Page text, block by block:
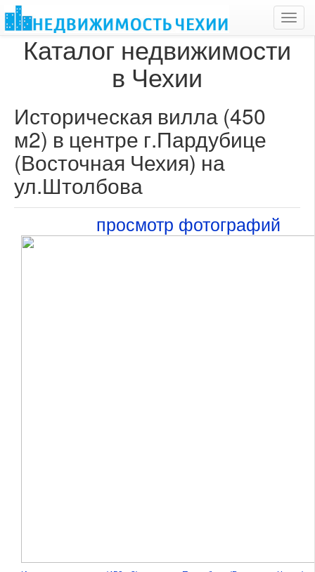
Каталог недвижимости
в Чехии
Историческая вилла (450
м2) в центре г.Пардубице
(Восточная Чехия) на
ул.Штолбова
просмотр фотографий